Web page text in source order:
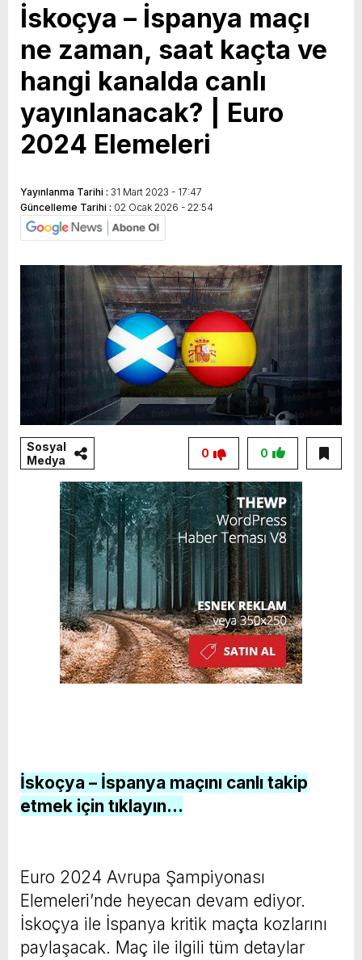
İskoçya – İspanya maçı
ne zaman, saat kaçta ve
hangi kanalda canlı
yayınlanacak? | Euro
2024 Elemeleri
Yayınlanma Tarihi : 31 Mart 2023 - 17:47
Güncelleme Tarihi : 02 Ocak 2026 - 22:54
Sosyal
Medya
0
0
İskoçya – İspanya maçını canlı takip
etmek için tıklayın…
Euro 2024 Avrupa Şampiyonası
Elemeleri’nde heyecan devam ediyor.
İskoçya ile İspanya kritik maçta kozlarını
paylaşacak. Maç ile ilgili tüm detaylar